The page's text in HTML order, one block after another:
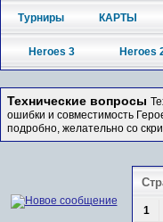
Турниры КАРТЫ
Heroes 3 Heroes
Технические вопросы
ошибки и совместимость
подробно, желательно со
1